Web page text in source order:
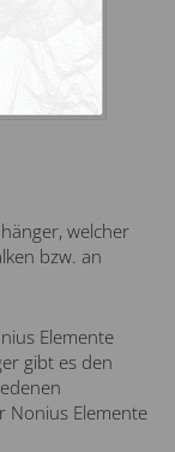
welcher
bzw. an
Elemente
gibt es den
Nonius Elemente